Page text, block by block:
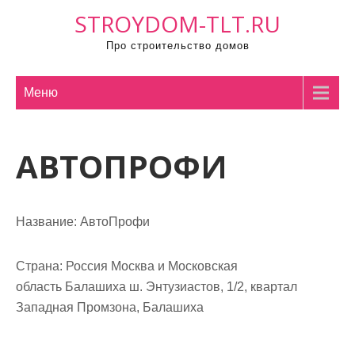
STROYDOM-TLT.RU
Про строительство домов
Меню
АВТОПРОФИ
Название: АвтоПрофи
Страна: Россия Москва и Московская
область Балашиха ш. Энтузиастов, 1/2, квартал
Западная Промзона, Балашиха